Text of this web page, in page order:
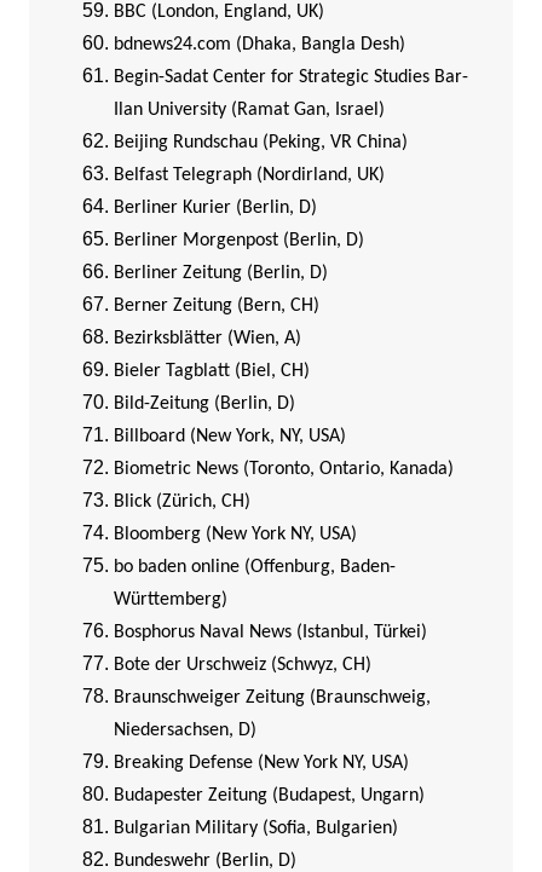
BBC (London, England, UK)
bdnews24.com (Dhaka, Bangla Desh)
Begin-Sadat Center for Strategic Studies Bar-
Ilan University (Ramat Gan, Israel)
Beijing Rundschau (Peking, VR China)
Belfast Telegraph (Nordirland, UK)
Berliner Kurier (Berlin, D)
Berliner Morgenpost (Berlin, D)
Berliner Zeitung (Berlin, D)
Berner Zeitung (Bern, CH)
Bezirksblätter (Wien, A)
Bieler Tagblatt (Biel, CH)
Bild-Zeitung (Berlin, D)
Billboard (New York, NY, USA)
Biometric News (Toronto, Ontario, Kanada)
Blick (Zürich, CH)
Bloomberg (New York NY, USA)
bo baden online (Offenburg, Baden-
Württemberg)
Bosphorus Naval News (Istanbul, Türkei)
Bote der Urschweiz (Schwyz, CH)
Braunschweiger Zeitung (Braunschweig,
Niedersachsen, D)
Breaking Defense (New York NY, USA)
Budapester Zeitung (Budapest, Ungarn)
Bulgarian Military (Sofia, Bulgarien)
Bundeswehr (Berlin, D)